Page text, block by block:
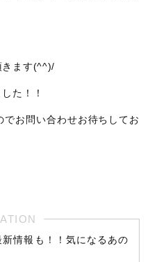
きます(^^)/
た！！
お問い合わせお待ちしてお
情報も！！気になるあの